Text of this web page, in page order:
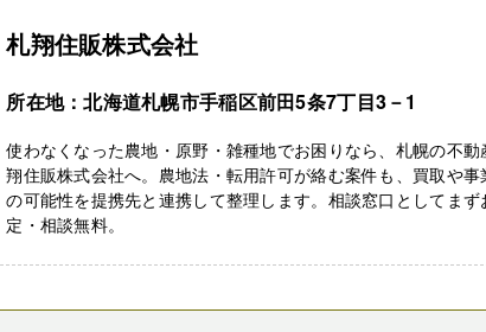
札翔住販株式会社
所在地：北海道札幌市手稲区前田5条7丁目3－1
使わなくなった農地・原野・雑種地でお困りなら、札幌の不
翔住販株式会社へ。農地法・転用許可が絡む案件も、買取や事
の可能性を提携先と連携して整理します。相談窓口としてまず
定・相談無料。